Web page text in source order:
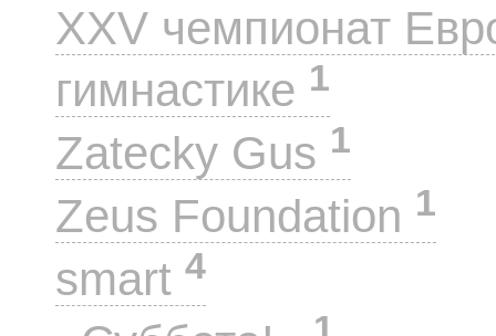
XXV чемпионат
гимнастике 1
Zatecky Gus 1
Zeus Foundation 1
smart 4